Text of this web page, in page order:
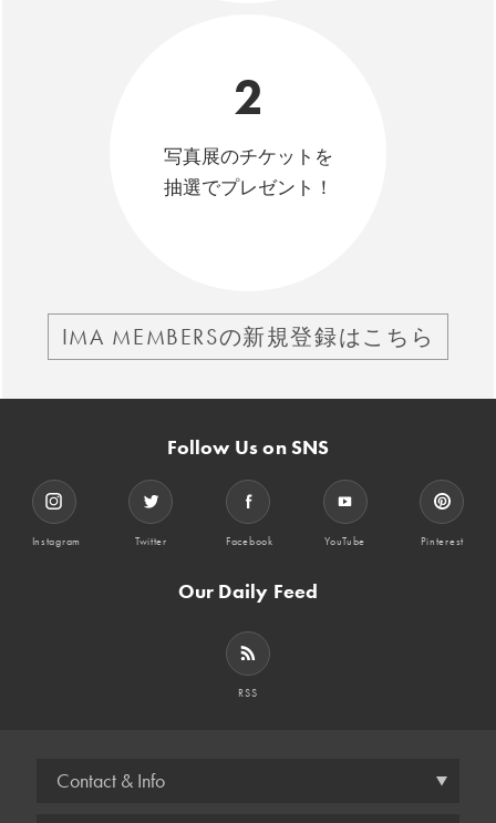
2
写真展のチケットを
抽選でプレゼント！
IMA MEMBERSの新規登録はこちら
Follow Us on SNS
Instagram Twitter Facebook YouTube Pinterest
Our Daily Feed
RSS
Contact & Info